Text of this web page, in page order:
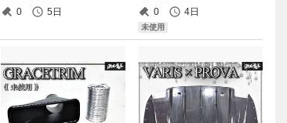
0 5日 0 4日
未使用